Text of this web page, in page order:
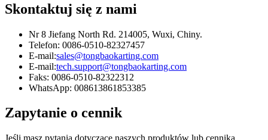
Skontaktuj się z nami
Nr 8 Jiefang North Rd. 214005, Wuxi, Chiny.
Telefon: 0086-0510-82327457
E-mail:sales@tongbaokarting.com
E-mail:tech.support@tongbaokarting.com
Faks: 0086-0510-82322312
WhatsApp: 008613861853385
Zapytanie o cennik